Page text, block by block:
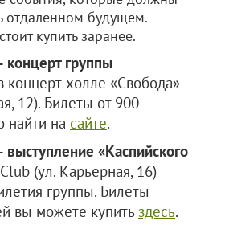
отдаленном будущем.
купить заранее.
группы
концерт-холле «Свобода»
12). Билеты от 900
найти на сайте.
«Каспийского
(ул. Карьерная, 16)
группы. Билеты
вы можете купить здесь.